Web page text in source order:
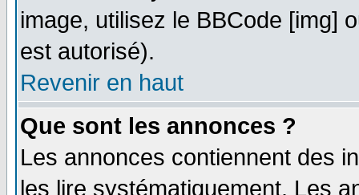
image, utilisez le BBCode [img]
est autorisé).
Revenir en haut
Que sont les annonces ?
Les annonces contiennent des
les lire systématiquement. Les